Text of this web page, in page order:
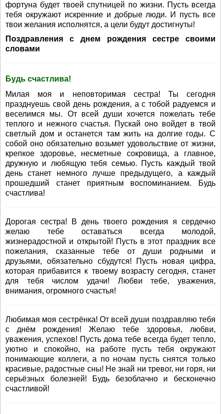
фортуна будет твоей спутницей по жизни. Пусть всегда
тебя окружают искренние и добрые люди. И пусть все
твои желания исполнятся, а цели будут достигнуты!
Поздравления с днем рождения сестре своими
словами
Будь счастлива!
Милая моя и неповторимая сестра! Ты сегодня
празднуешь свой день рождения, а с тобой радуемся и
веселимся мы. От всей души хочется пожелать тебе
теплого и нежного счастья. Пускай оно войдет в твой
светлый дом и останется там жить на долгие годы. С
собой оно обязательно возьмет удовольствие от жизни,
крепкое здоровье, несметные сокровища, а главное,
дружную и любящую тебя семью. Пусть каждый твой
день станет немного лучше предыдущего, а каждый
прошедший станет приятным воспоминанием. Будь
счастлива!
Дорогая сестра! В день твоего рождения я сердечно
желаю тебе оставаться всегда молодой,
жизнерадостной и открытой! Пусть в этот праздник все
пожелания, сказанные тебе от души родными и
друзьями, обязательно сбудутся! Пусть новая цифра,
которая прибавится к твоему возрасту сегодня, станет
для тебя числом удачи! Любви тебе, уважения,
внимания, огромного счастья!
Любимая моя сестрёнка! От всей души поздравляю тебя
с днём рождения! Желаю тебе здоровья, любви,
уважения, успехов! Пусть дома тебе всегда будет тепло,
уютно и спокойно, на работе пусть тебя окружают
понимающие коллеги, а по ночам пусть снятся только
красивые, радостные сны! Не знай ни тревог, ни горя, ни
серьёзных болезней! Будь безоблачно и бесконечно
счастливой!